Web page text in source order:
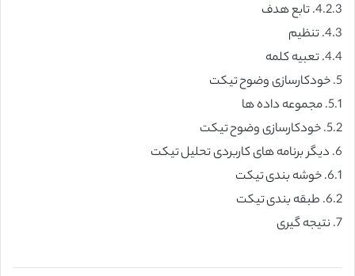
4.2.3. تابع هدف
4.3. تنظیم
4.4. تعبیه کلمه
5. خودکارسازی وضوح تیکت
5.1. مجموعه داده ها
5.2. خودکارسازی وضوح تیکت
6. دیگر برنامه های کاربردی تحلیل تیکت
6.1. خوشه بندی تیکت
6.2. طبقه بندی تیکت
7. نتیجه گیری